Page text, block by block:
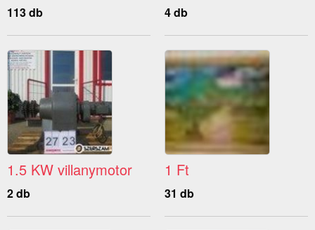
113 db 4 db
1.5 KW villanymotor
2 db
1 Ft
31 db